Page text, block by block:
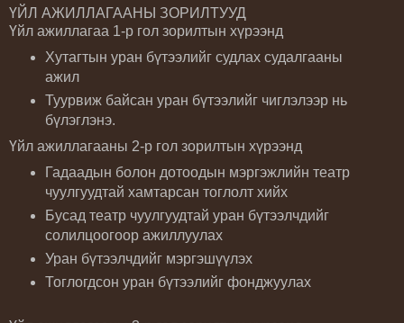
ҮЙЛ АЖИЛЛАГААНЫ ЗОРИЛТУУД
Үйл ажиллагаа 1-р гол зорилтын хүрээнд
Хутагтын уран бүтээлийг судлах судалгааны
ажил
Туурвиж байсан уран бүтээлийг чиглэлээр нь
бүлэглэнэ.
Үйл ажиллагааны 2-р гол зорилтын хүрээнд
Гадаадын болон дотоодын мэргэжлийн театр
чуулгуудтай хамтарсан тоглолт хийх
Бусад театр чуулгуудтай уран бүтээлчдийг
солилцоогоор ажиллуулах
Уран бүтээлчдийг мэргэшүүлэх
Тоглогдсон уран бүтээлийг фонджуулах